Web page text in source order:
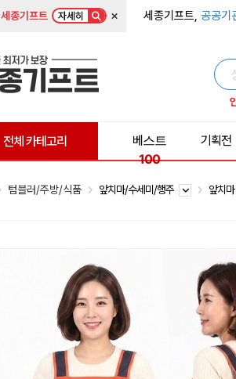
세종기프트 자세히 × 세종기프트, 공공기
전체 카테고리
베스트
100
기획전
텀블러/주방/식품 앞치마/수세미/행주 앞치